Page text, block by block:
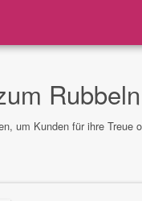
Rubbeln
um Kunden für ihre Treue